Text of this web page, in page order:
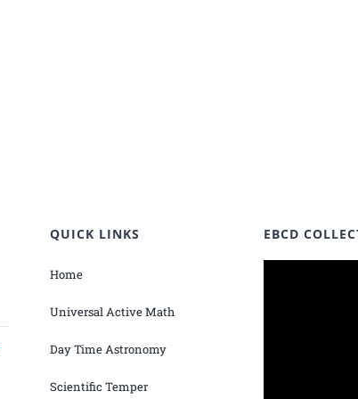
QUICK LINKS
Home
Universal Active Math
Day Time Astronomy
Scientific Temper
EBCD